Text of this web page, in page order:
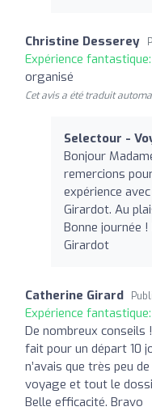
Christine Desserey
Expérience fantastique:
organisé
Cet avis a été traduit
Selectour -
Bonjour
remercions
expérience
Girardot. Au
Bonne journée
Girardot
Catherine Girard
Expérience fantastique:
De nombreux
fait pour un départ 10
n’avais que très peu
voyage et tout le
Belle efficacité. Bravo